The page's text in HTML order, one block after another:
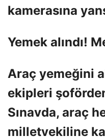
kamerasına
Yemek alındı!
Araç yemeğini
ekipleri
Sınavda, araç
milletvekiline